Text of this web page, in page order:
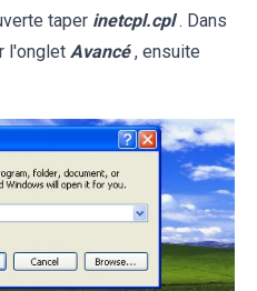
taper inetcpl.cpl . Dans
l'onglet Avancé , ensuite